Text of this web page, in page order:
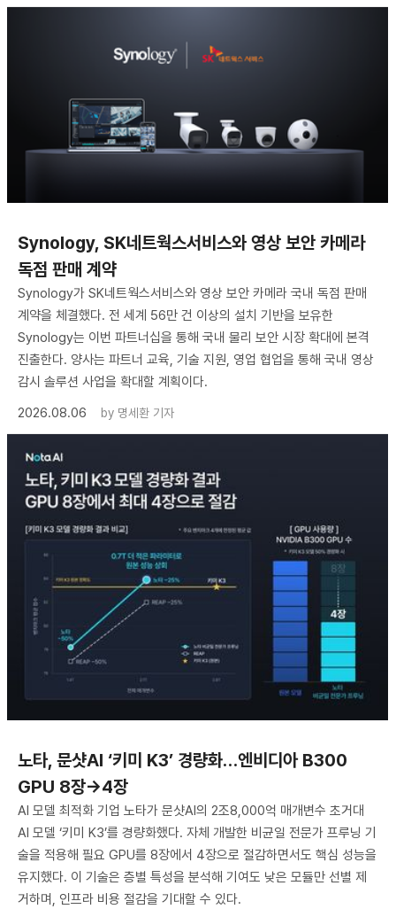
Synology, SK네트웍스서비스와 영상 보안 카메라
독점 판매 계약
Synology가 SK네트웍스서비스와 영상 보안 카메라 국내 독점 판매
계약을 체결했다. 전 세계 56만 건 이상의 설치 기반을 보유한
Synology는 이번 파트너십을 통해 국내 물리 보안 시장 확대에 본격
진출한다. 양사는 파트너 교육, 기술 지원, 영업 협업을 통해 국내 영상
감시 솔루션 사업을 확대할 계획이다.
2026.08.06
by 명세환 기자
노타, 문샷AI ‘키미 K3’ 경량화…엔비디아 B300
GPU 8장→4장
AI 모델 최적화 기업 노타가 문샷AI의 2조8,000억 매개변수 초거대
AI 모델 ‘키미 K3’를 경량화했다. 자체 개발한 비균일 전문가 프루닝 기
술을 적용해 필요 GPU를 8장에서 4장으로 절감하면서도 핵심 성능을
유지했다. 이 기술은 층별 특성을 분석해 기여도 낮은 모듈만 선별 제
거하며, 인프라 비용 절감을 기대할 수 있다.